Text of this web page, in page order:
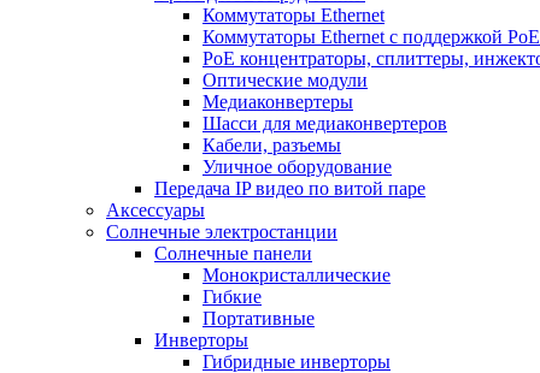
Коммутаторы Ethernet
Коммутаторы Ethernet с поддержкой PoE
РoЕ концентраторы, сплиттеры,
Оптические модули
Медиаконвертеры
Шасси для медиаконвертеров
Кабели, разъемы
Уличное оборудование
Передача IP видео по витой паре
Аксессуары
Солнечные электростанции
Солнечные панели
Монокристаллические
Гибкие
Портативные
Инверторы
Гибридные инверторы